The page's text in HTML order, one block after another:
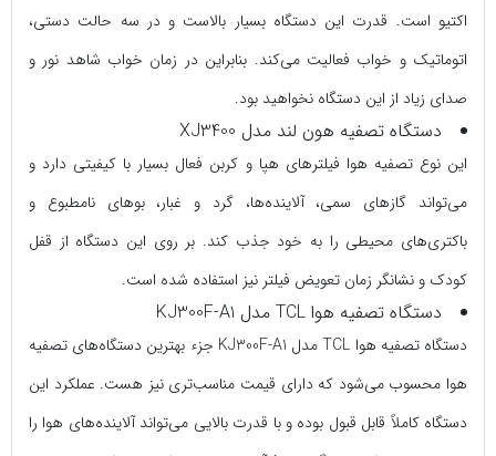
اکتیو است. قدرت این دستگاه بسیار بالاست و در سه حالت دستی،
اتوماتیک و خواب فعالیت می‌کند. بنابراین در زمان خواب شاهد نور و
صدای زیاد از این دستگاه نخواهید بود.
دستگاه تصفیه هون لند مدل XJ3400
این نوع تصفیه هوا فیلترهای هپا و کربن فعال بسیار با کیفیتی دارد و
می‌تواند گازهای سمی، آلاینده‌ها، گرد و غبار، بوهای نامطبوع و
باکتری‌های محیطی را به خود جذب کند. بر روی این دستگاه از قفل
کودک و نشانگر زمان تعویض فیلتر نیز استفاده شده است.
دستگاه تصفیه هوا TCL مدل KJ300F-A1
دستگاه تصفیه هوا TCL مدل KJ300F-A1 جزء بهترین دستگاه‌های تصفیه
هوا محسوب می‌شود که دارای قیمت مناسب‌تری نیز هست. عملکرد این
دستگاه کاملاً قابل قبول بوده و با قدرت بالایی می‌تواند آلاینده‌های هوا را